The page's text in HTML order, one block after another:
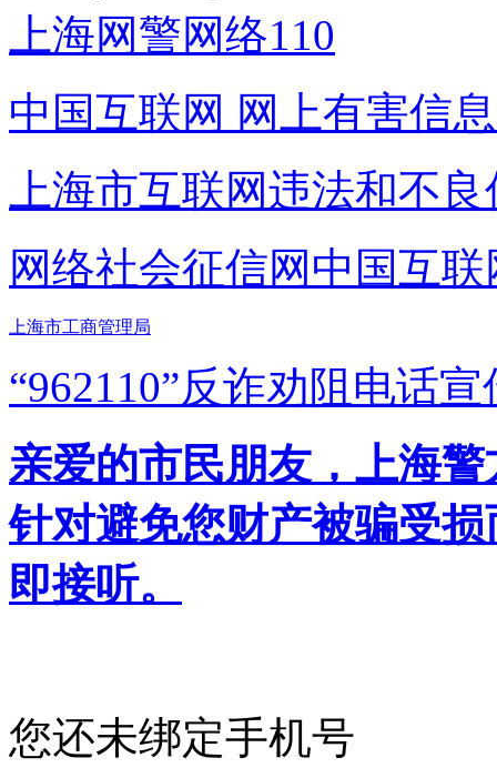
上海网警网络110
中国互联网 网上有害信
上海市互联网违法和不
网络社会征信网 中国互
上海市工商管理局
“962110”反诈劝阻电话宣
亲爱的市民朋友，上海
针对避免您财产被骗受
即接听。
您还未绑定手机号